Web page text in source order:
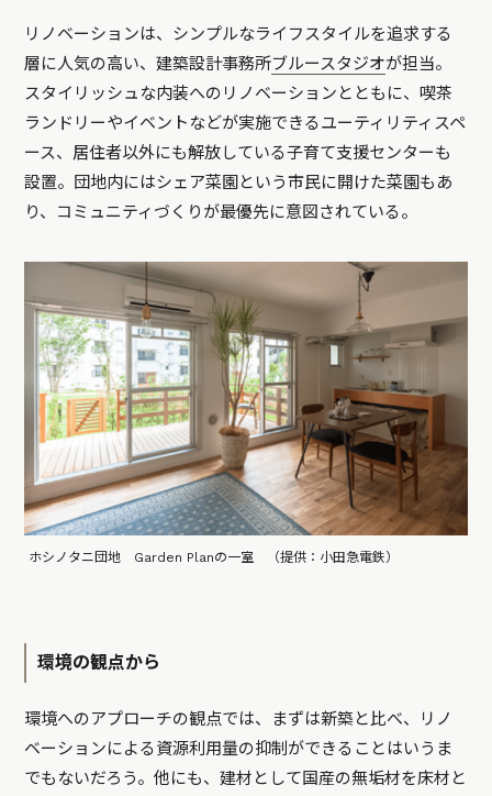
リノベーションは、シンプルなライフスタイルを追求する
層に人気の高い、建築設計事務所ブルースタジオが担当。
スタイリッシュな内装へのリノベーションとともに、喫茶
ランドリーやイベントなどが実施できるユーティリティスペ
ース、居住者以外にも解放している子育て支援センターも
設置。団地内にはシェア菜園という市民に開けた菜園もあ
り、コミュニティづくりが最優先に意図されている。
ホシノタニ団地 Garden Planの一室 （提供：小田急電鉄）
環境の観点から
環境へのアプローチの観点では、まずは新築と比べ、リノ
ベーションによる資源利用量の抑制ができることはいうま
でもないだろう。他にも、建材として国産の無垢材を床材と